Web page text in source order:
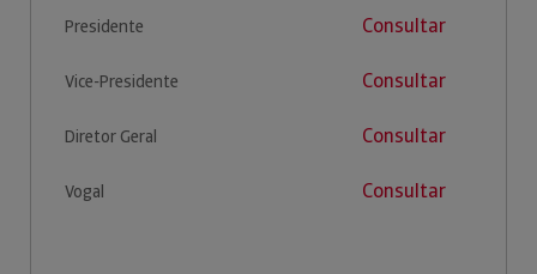
Presidente Consultar
Vice-Presidente Consultar
Diretor Geral Consultar
Vogal Consultar